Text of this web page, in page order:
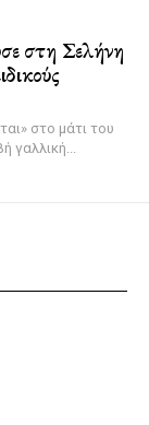
στη Σελήνη
στο μάτι του